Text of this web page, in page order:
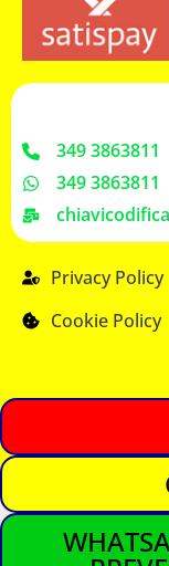
349 3863811
349 3863811
Privacy Policy
Cookie Policy